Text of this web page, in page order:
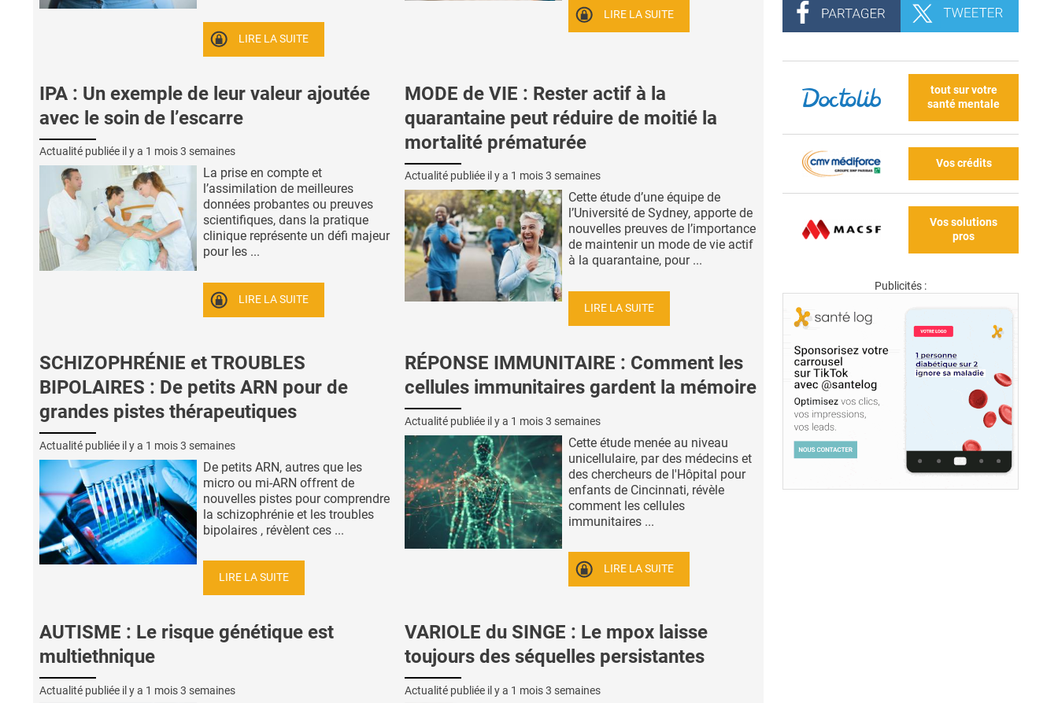
LIRE LA SUITE
LIRE LA SUITE
IPA : Un exemple de leur valeur ajoutée
avec le soin de l’escarre
Actualité publiée il y a 1 mois 3 semaines
La prise en compte et
l’assimilation de meilleures
données probantes ou preuves
scientifiques, dans la pratique
clinique représente un défi majeur
pour les ...
LIRE LA SUITE
MODE de VIE : Rester actif à la
quarantaine peut réduire de moitié la
mortalité prématurée
Actualité publiée il y a 1 mois 3 semaines
Cette étude d’une équipe de
l’Université de Sydney, apporte de
nouvelles preuves de l’importance
de maintenir un mode de vie actif
à la quarantaine, pour ...
LIRE LA SUITE
SCHIZOPHRÉNIE et TROUBLES
BIPOLAIRES : De petits ARN pour de
grandes pistes thérapeutiques
Actualité publiée il y a 1 mois 3 semaines
De petits ARN, autres que les
micro ou mi-ARN offrent de
nouvelles pistes pour comprendre
la schizophrénie et les troubles
bipolaires , révèlent ces ...
LIRE LA SUITE
RÉPONSE IMMUNITAIRE : Comment les
cellules immunitaires gardent la mémoire
Actualité publiée il y a 1 mois 3 semaines
Cette étude menée au niveau
unicellulaire, par des médecins et
des chercheurs de l'Hôpital pour
enfants de Cincinnati, révèle
comment les cellules
immunitaires ...
LIRE LA SUITE
AUTISME : Le risque génétique est
multiethnique
Actualité publiée il y a 1 mois 3 semaines
VARIOLE du SINGE : Le mpox laisse
toujours des séquelles persistantes
Actualité publiée il y a 1 mois 3 semaines
tout sur votre
santé mentale
Vos crédits
Vos solutions
pros
Publicités :